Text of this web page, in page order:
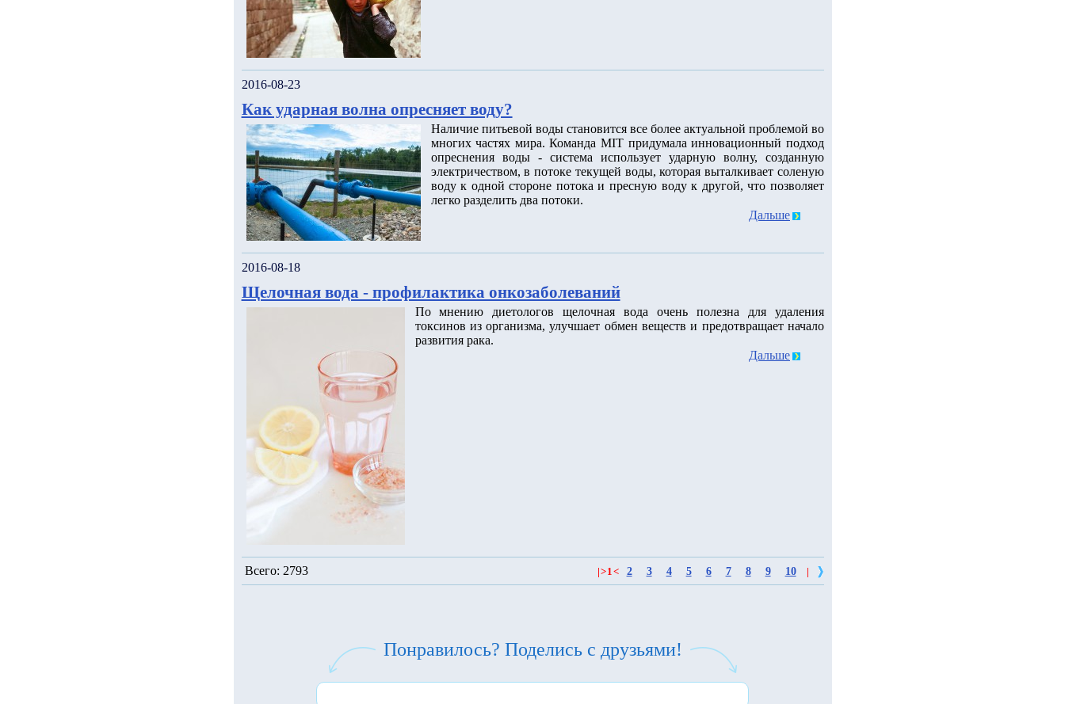
2016-08-23
Как ударная волна опресняет воду?
Наличие питьевой воды становится все более актуальной проблемой во
многих частях мира. Команда MIT придумала инновационный подход
опреснения воды - система использует ударную волну, созданную
электричеством, в потоке текущей воды, которая выталкивает соленую
воду к одной стороне потока и пресную воду к другой, что позволяет
легко разделить два потоки.
Дальше
2016-08-18
Щелочная вода - профилактика онкозаболеваний
По мнению диетологов щелочная вода очень полезна для удаления
токсинов из организма, улучшает обмен веществ и предотвращает начало
развития рака.
Дальше
Всего: 2793 >1< 2 3 4 5 6 7 8 9 10
Понравилось? Поделись с друзьями!